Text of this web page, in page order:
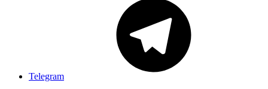
Telegram